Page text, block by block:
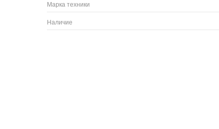
Марка техники
Наличие